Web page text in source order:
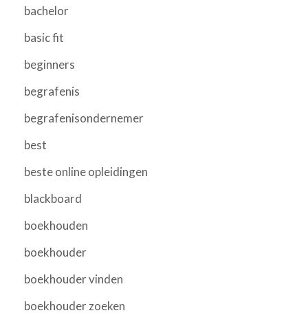
bachelor
basic fit
beginners
begrafenis
begrafenisondernemer
best
beste online opleidingen
blackboard
boekhouden
boekhouder
boekhouder vinden
boekhouder zoeken